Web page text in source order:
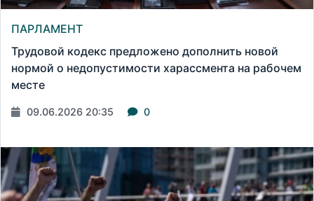
ПАРЛАМЕНТ
Трудовой кодекс предложено дополнить новой
нормой о недопустимости харассмента на рабочем
месте
09.06.2026 20:35 0